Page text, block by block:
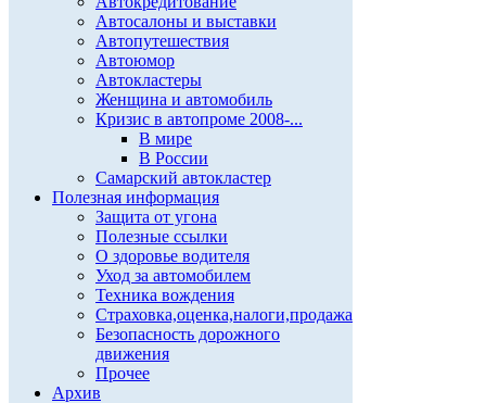
Автосалоны и выставки
Автопутешествия
Автоюмор
Автокластеры
Женщина и автомобиль
Кризис в автопроме 2008-...
В мире
В России
Самарский автокластер
Полезная информация
Защита от угона
Полезные ссылки
О здоровье водителя
Уход за автомобилем
Техника вождения
Страховка,оценка,налоги,продажа
Безопасность дорожного
движения
Прочее
Архив